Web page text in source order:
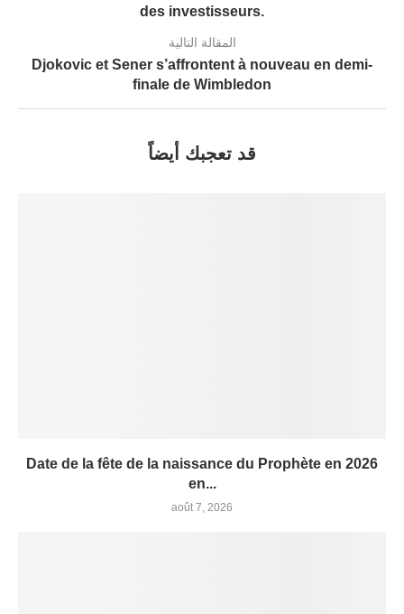
des investisseurs.
المقالة التالية
Djokovic et Sener s’affrontent à nouveau en demi-
finale de Wimbledon
قد تعجبك أيضاً
Date de la fête de la naissance du Prophète en 2026
en...
août 7, 2026